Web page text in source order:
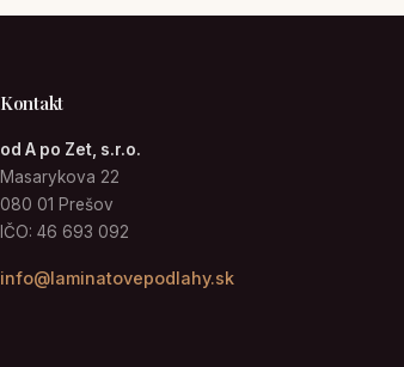
Kontakt
od A po Zet, s.r.o.
Masarykova 22
080 01 Prešov
IČO: 46 693 092
info@laminatovepodlahy.sk